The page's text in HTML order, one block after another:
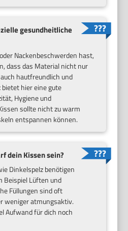
gesundheitliche
Nackenbeschwerden hast,
dass das Material nicht nur
hautfreundlich und
hier eine gute
Hygiene und
sollte nicht zu warm
entspannen können.
dein Kissen sein?
Dinkelspelz benötigen
Beispiel Lüften und
Füllungen sind oft
weniger atmungsaktiv.
Aufwand für dich noch